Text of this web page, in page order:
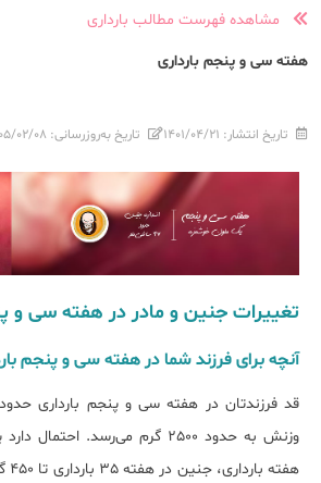
مشاهده فهرست مطالب بارداری
هفته سی و پنجم بارداری
تاریخ انتشار: ۱۴۰۱/۰۴/۲۱ تاریخ به‌روزرسانی: ۱۴۰۵/
تغییرات جنین و مادر در هفته سی و
آنچه برای فرزند شما در هفته سی و پنجم
وزنش به حدود 2500 گرم می‌رسد.